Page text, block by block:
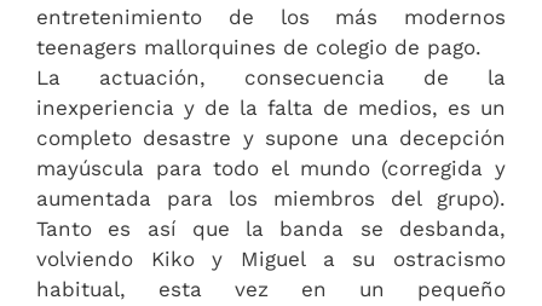
entretenimiento de los más modernos
teenagers mallorquines de colegio de pago.
La actuación, consecuencia de la
inexperiencia y de la falta de medios, es un
completo desastre y supone una decepción
mayúscula para todo el mundo (corregida y
aumentada para los miembros del grupo).
Tanto es así que la banda se desbanda,
volviendo Kiko y Miguel a su ostracismo
habitual, esta vez en un pequeño